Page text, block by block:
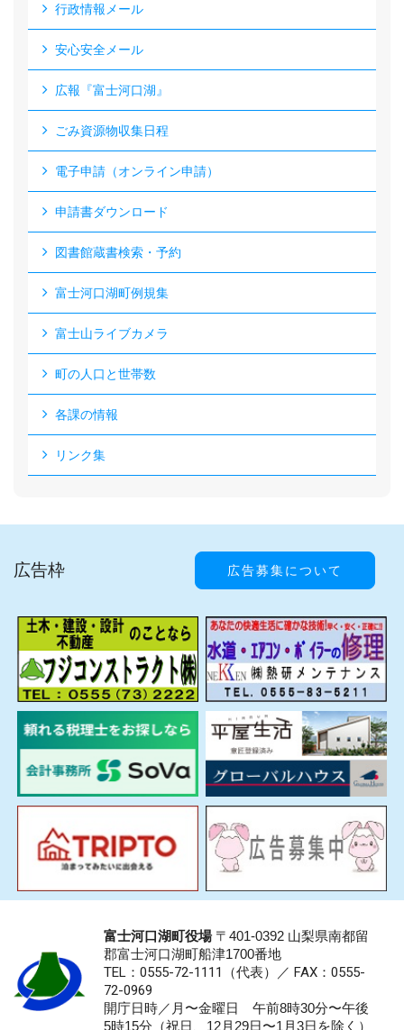
行政情報メール
安心安全メール
広報『富士河口湖』
ごみ資源物収集日程
電子申請（オンライン申請）
申請書ダウンロード
図書館蔵書検索・予約
富士河口湖町例規集
富士山ライブカメラ
町の人口と世帯数
各課の情報
リンク集
広告枠 広告募集について
富士河口湖町役場〒401-0392 山梨県南都留
郡富士河口湖町船津1700番地
TEL：0555-72-1111 （代表）／ FAX：0555-
72-0969
開庁日時／月〜金曜日 午前8時30分〜午後
5時15分（祝日、12月29日〜1月3日を除く）